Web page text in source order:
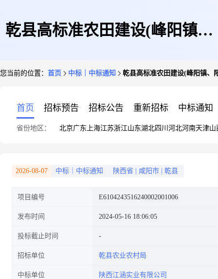
乾县高标准农田建设(峰阳镇、
您当前的位置： 首页 中标｜中标通知 乾县高标准农田建设(峰阳镇、
首页 招标预告 招标公告 重新招标 中标通知
省份地区： 北京广东 上海江苏浙江山东湖北四川 河北河南天津山
2026-08-07 中标｜中标通知 陕西省 咸阳市 乾县
项目编号 E6104243516240002001006
发布时间 2024-05-16 18:06:05
投标截止时间
招标单位 乾县农业农村局
中标单位 陕西江涵实业有限公司